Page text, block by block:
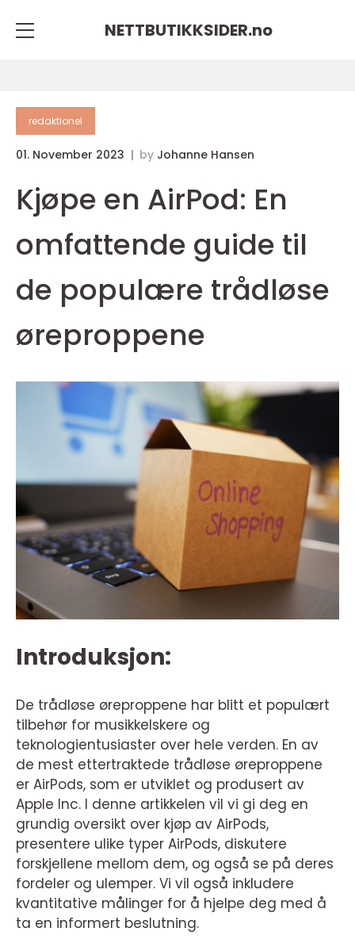
NETTBUTIKKSIDER.no
redaktionel
01. November 2023 by Johanne Hansen
Kjøpe en AirPod: En
omfattende guide til
de populære trådløse
øreproppene
Introduksjon:
De trådløse øreproppene har blitt et populært
tilbehør for musikkelskere og
teknologientusiaster over hele verden. En av
de mest ettertraktede trådløse øreproppene
er AirPods, som er utviklet og produsert av
Apple Inc. I denne artikkelen vil vi gi deg en
grundig oversikt over kjøp av AirPods,
presentere ulike typer AirPods, diskutere
forskjellene mellom dem, og også se på deres
fordeler og ulemper. Vi vil også inkludere
kvantitative målinger for å hjelpe deg med å
ta en informert beslutning.